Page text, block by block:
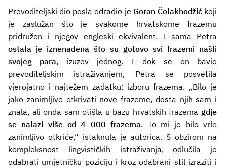
Prevoditeljski dio posla odradio jeGoran Čolakhodžić koji
je zaslužan što je svakome hrvatskome frazemu
pridružen i njegov engleski ekvivalent. I sama Petra
ostala je iznenađena što su gotovo svi frazemi našli
svojeg para, izuzev jednog. I dok se on bavio
prevoditeljskim istraživanjem, Petra se posvetila
vjerojatno i najtežem zadatku: izboru frazema. „Bilo je
jako zanimljivo otkrivati nove frazeme, dosta njih sam i
znala, ali onda sam otišla u bazu hrvatskih frazema gdje
se nalazi više od 4 000 frazema. To mi je bilo vrlo
zanimljivo otkriće,“ istaknula je autorica. S obzirom na
kompleksnost lingvističkih istraživanja, odlučila je
odabrati umjetničku poziciju i kroz odabrani stil izraziti i